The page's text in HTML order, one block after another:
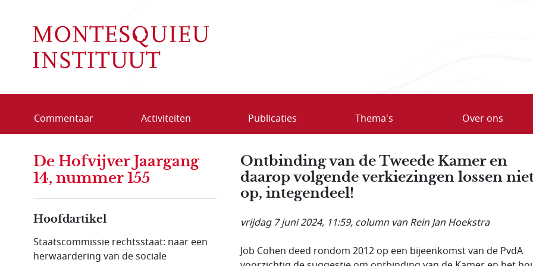
Commentaar Activiteiten Publicaties Thema's Over ons
Ontbinding van de Tweede Kamer en
daarop volgende verkiezingen lossen
op, integendeel!
vrijdag 7 juni 2024, 11:59, column van Rein Jan Hoekstra
Job Cohen deed rondom 2012 op een bijeenkomst van de PvdA
De Hofvijver Jaargang
14, nummer 155
Hoofdartikel
Staatscommissie rechtsstaat: naar een
herwaardering van de sociale